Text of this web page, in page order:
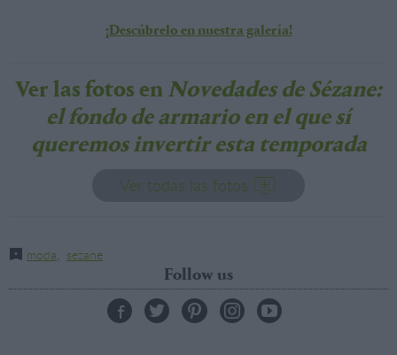
¡Descúbrelo en nuestra galería!
Ver las fotos en Novedades de Sézane:
el fondo de armario en el que sí
queremos invertir esta temporada
Ver todas las fotos
moda, sezane
Follow us